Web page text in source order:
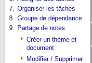
7. Organiser les tâches
8. Groupe de dépendance
9. Partage de notes
Créer un thème et
document
Modifier / Supprimer